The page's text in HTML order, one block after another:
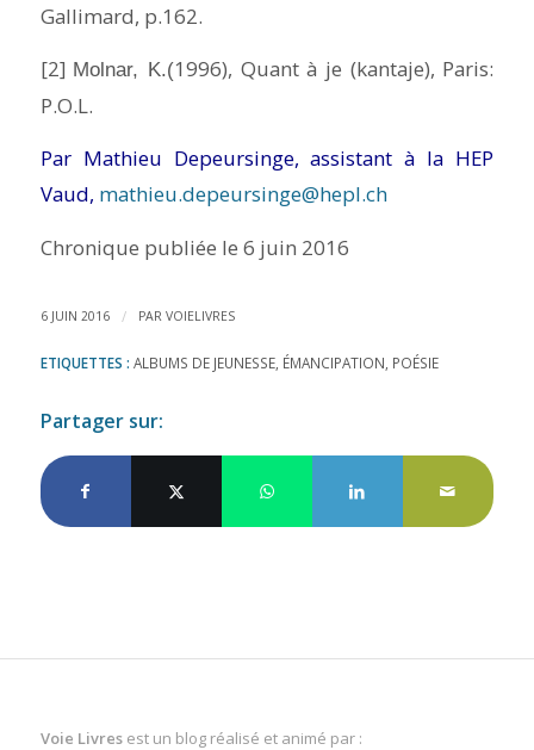
Gallimard, p.162.
[2] Molnar, K.(1996), Quant à je (kantaje), Paris:
P.O.L.
Par Mathieu Depeursinge, assistant à la HEP
Vaud, mathieu.depeursinge@hepl.ch
Chronique publiée le 6 juin 2016
6 JUIN 2016 / PAR VOIELIVRES
ETIQUETTES : ALBUMS DE JEUNESSE, ÉMANCIPATION POÉSIE
Partager sur:
Voie Livresest un blog réalisé et animé par :